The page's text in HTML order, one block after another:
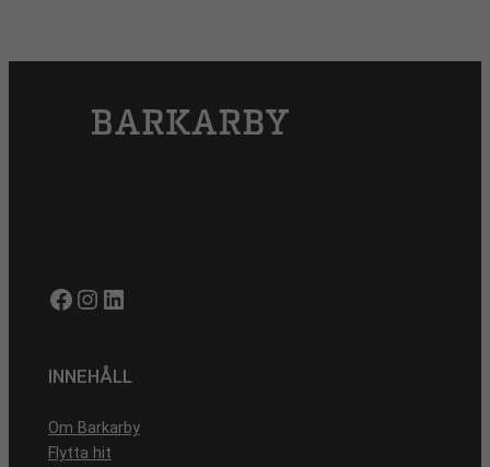
Facebook Instagram LinkedIn
INNEHÅLL
Om Barkarby
Flytta hit